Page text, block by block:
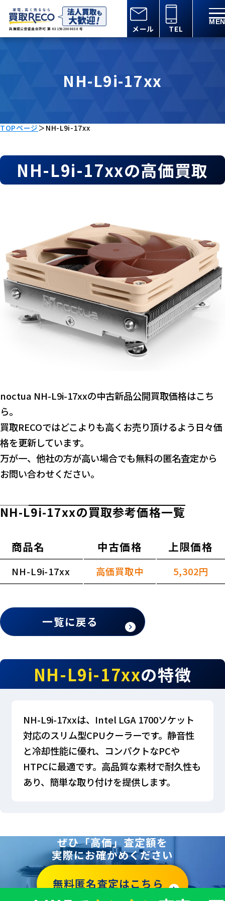
兵庫県公安委員会許可 第 631502000030 号 メール TEL
NH-L9i-17xx
TOPページ＞ NH-L9i-17xx
NH-L9i-17xxの高価買取
noctua NH-L9i-17xxの中古新品公開買取価格はこち
ら。
買取RECOではどこよりも高くお売り頂けるよう日々価
格を更新しています。
万が一、他社の方が高い場合でも無料の匿名査定から
お問い合わせください。
NH-L9i-17xxの買取参考価格一覧
商品名 中古価格 上限価格
NH-L9i-17xx 高価買取中 5,302円
一覧に戻る
NH-L9i-17xxの特徴
NH-L9i-17xxは、Intel LGA 1700ソケット
対応のスリム型CPUクーラーです。静音性
と冷却性能に優れ、コンパクトなPCや
HTPCに最適です。高品質な素材で耐久性も
あり、簡単な取り付けを提供します。
ぜひ「高価」査定額を
実際にお確かめください
無料匿名査定はこちら